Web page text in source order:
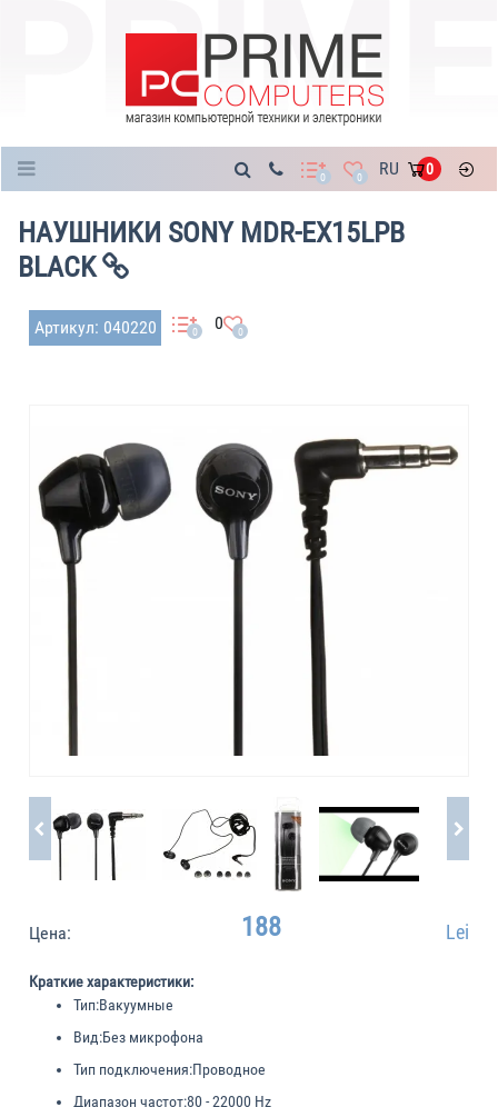
0 0 RU 0
НАУШНИКИ SONY MDR-EX15LPB
BLACK
Артикул: 040220 0 0 0
Цена: 188 Lei
Краткие характеристики:
Тип:Вакуумные
Вид:Без микрофона
Тип подключения:Проводное
Диапазон частот:80 - 22000 Hz